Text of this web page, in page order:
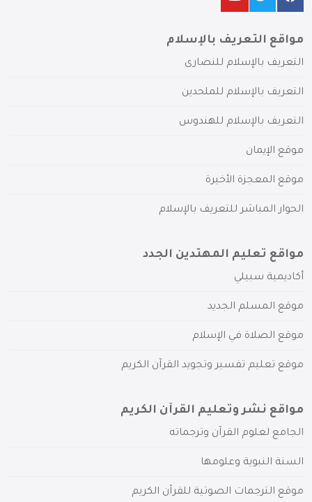
مواقع التعريف بالإسلام
التعريف بالإسلام للنصارى
التعريف بالإسلام للملحدين
التعريف بالإسلام للهندوس
موقع الإيمان
موقع المعجزة الأخيرة
الحوار المباشر للتعريف بالإسلام
مواقع تعليم المهتدين الجدد
أكاديمية سبيلي
موقع المسلم الجديد
موقع الصلاة في الإسلام
موقع تعليم تفسير وتجويد القرآن الكريم
مواقع نشر وتعليم القرآن الكريم
الجامع لعلوم القرآن وترجماته
السنة النبوية وعلومها
موقع الترجمات الصوتية للقرآن الكريم